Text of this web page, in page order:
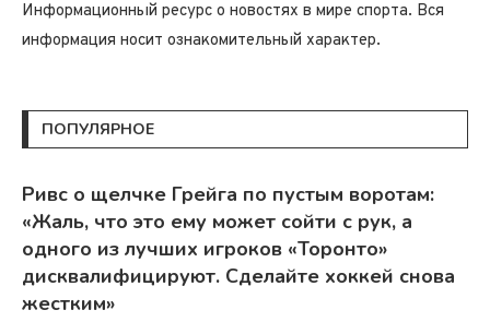
Информационный ресурс о новостях в мире спорта. Вся
информация носит ознакомительный характер.
ПОПУЛЯРНОЕ
Ривс о щелчке Грейга по пустым воротам:
«Жаль, что это ему может сойти с рук, а
одного из лучших игроков «Торонто»
дисквалифицируют. Сделайте хоккей снова
жестким»